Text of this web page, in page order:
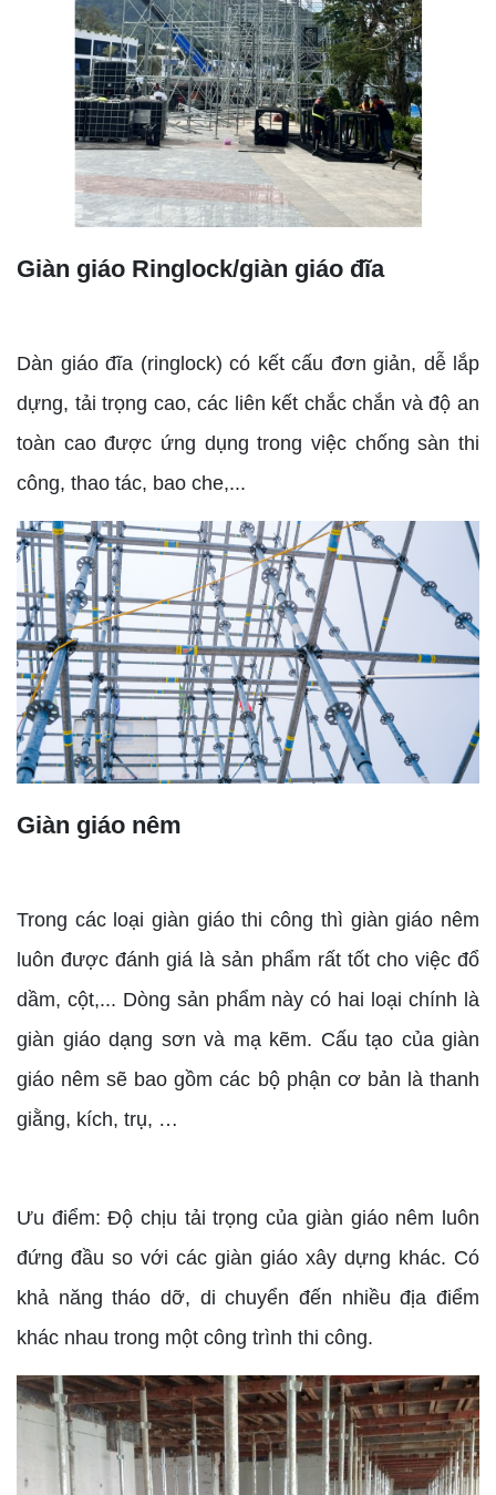
Giàn giáo Ringlock/giàn giáo đĩa
Dàn giáo đĩa (ringlock) có kết cấu đơn giản, dễ lắp
dựng, tải trọng cao, các liên kết chắc chắn và độ an
toàn cao được ứng dụng trong việc chống sàn thi
công, thao tác, bao che,...
Giàn giáo nêm
Trong các loại giàn giáo thi công thì giàn giáo nêm
luôn được đánh giá là sản phẩm rất tốt cho việc đổ
dầm, cột,... Dòng sản phẩm này có hai loại chính là
giàn giáo dạng sơn và mạ kẽm. Cấu tạo của giàn
giáo nêm sẽ bao gồm các bộ phận cơ bản là thanh
giằng, kích, trụ, …
Ưu điểm: Độ chịu tải trọng của giàn giáo nêm luôn
đứng đầu so với các giàn giáo xây dựng khác. Có
khả năng tháo dỡ, di chuyển đến nhiều địa điểm
khác nhau trong một công trình thi công.